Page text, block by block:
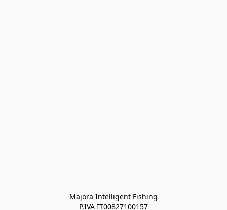
Majora Intelligent Fishing
P.IVA IT00827100157